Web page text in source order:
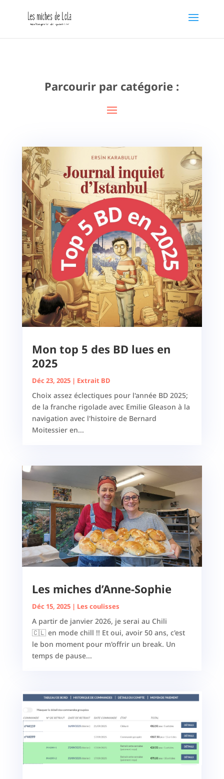
Parcourir par catégorie :
Mon top 5 des BD lues en
2025
Déc 23, 2025| Extrait BD
Choix assez éclectiques pour l'année BD 2025;
de la franche rigolade avec Emilie Gleason à la
navigation avec l'histoire de Bernard
Moitessier en...
Les miches d’Anne-Sophie
Déc 15, 2025| Les coulisses
A partir de janvier 2026, je serai au Chili
🇨🇱 en mode chill !! Et oui, avoir 50 ans, c'est
le bon moment pour m'offrir un break. Un
temps de pause...